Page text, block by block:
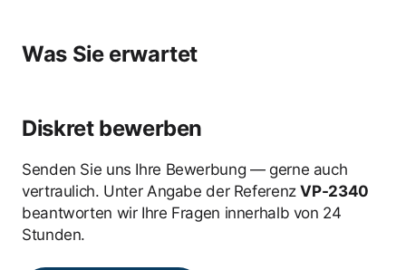
Was Sie erwartet
Diskret bewerben
Senden Sie uns Ihre Bewerbung — gerne auch
vertraulich. Unter Angabe der ReferenzVP-2340
beantworten wir Ihre Fragen innerhalb von 24
Stunden.